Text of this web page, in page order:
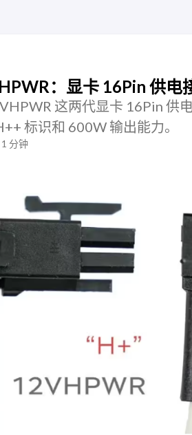
：显卡 16Pin 供电
这两代显卡 16Pin 供
标识和 600W 输出能力。
分钟